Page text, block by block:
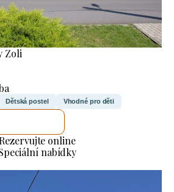
Zoli
Dětská postel Vhodné pro děti
Rezervujte online
nabídky